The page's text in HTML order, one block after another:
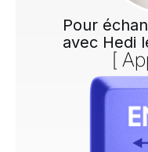
Pour
avec Hedi
[